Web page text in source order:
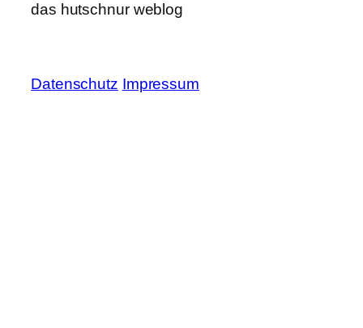
das hutschnur weblog
Datenschutz Impressum